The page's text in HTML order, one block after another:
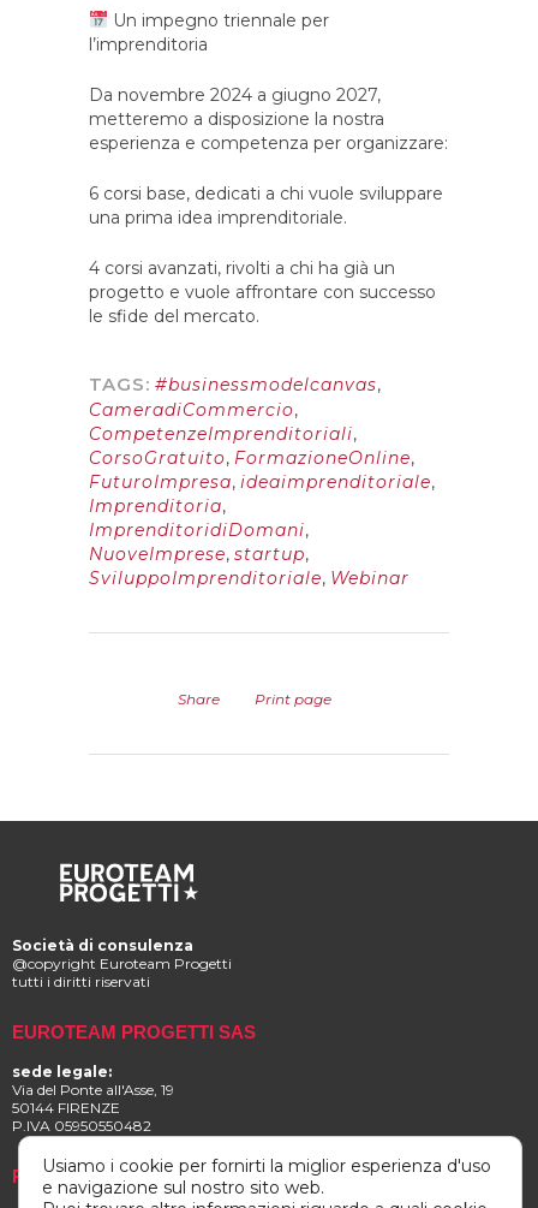
Un impegno triennale per
l’imprenditoria
Da novembre 2024 a giugno 2027,
metteremo a disposizione la nostra
esperienza e competenza per organizzare:
6 corsi base, dedicati a chi vuole sviluppare
una prima idea imprenditoriale.
4 corsi avanzati, rivolti a chi ha già un
progetto e vuole affrontare con successo
le sfide del mercato.
TAGS: #businessmodelcanvas,
CameradiCommercio,
CompetenzeImprenditoriali,
CorsoGratuito, FormazioneOnline,
FuturoImpresa, ideaimprenditoriale,
Imprenditoria,
ImprenditoridiDomani,
NuoveImprese, startup,
SviluppoImprenditoriale, Webinar
Share Print page
Società di consulenza
@copyright Euroteam Progetti
tutti i diritti riservati
EUROTEAM PROGETTI SAS
sede legale:
Via del Ponte all'Asse, 19
50144 FIRENZE
P.IVA 05950550482
Privacy e Cookie Policy
Usiamo i cookie per fornirti la miglior esperienza d'uso
e navigazione sul nostro sito web.